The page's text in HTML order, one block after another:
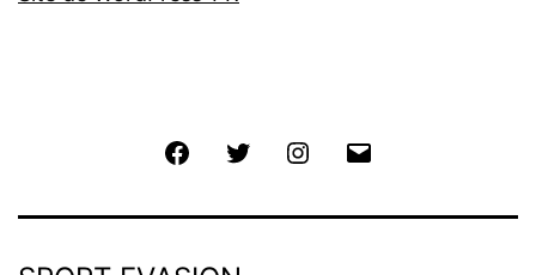
FacebookTwitter Instagram